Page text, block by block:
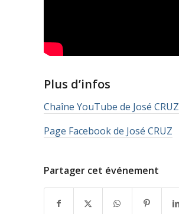
Plus d’infos
Chaîne YouTube de José CRUZ
Page Facebook de José CRUZ
Partager cet événement